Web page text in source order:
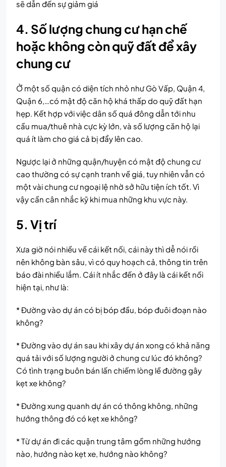
sẽ dẫn đến sự giảm giá
4. Số lượng chung cư hạn chế
hoặc không còn quỹ đất để xây
chung cư
Ở một số quận có diện tích nhỏ như Gò Vấp, Quận 4,
Quận 6,…có mật độ căn hộ khá thấp do quỹ đất hạn
hẹp. Kết hợp với việc dân số quá đông dẫn tới nhu
cầu mua/thuê nhà cực kỳ lớn, và số lượng căn hộ lại
quá ít làm cho giá cả bị đẩy lên cao.
Ngược lại ở những quận/huyện có mật độ chung cư
cao thường có sự cạnh tranh về giá, tuy nhiên vẫn có
một vài chung cư ngoại lệ nhờ sở hữu tiện ích tốt. Vì
vậy cần cân nhắc kỹ khi mua những khu vực này.
5. Vị trí
Xưa giờ nói nhiều về cái kết nối, cái này thì dễ nói rồi
nên không bàn sâu, vì có quy hoạch cả, thông tin trên
báo đài nhiều lắm. Cái ít nhắc đến ở đây là cái kết nối
hiện tại, như là:
* Đường vào dự án có bị bóp đầu, bóp đuôi đoạn nào
không?
* Đường vào dự án sau khi xây dự án xong có khả năng
quá tải với số lượng người ở chung cư lúc đó không?
Có tình trạng buôn bán lấn chiếm lòng lề đường gây
kẹt xe không?
* Đường xung quanh dự án có thông không, những
hướng thông đó có kẹt xe không?
* Từ dự án đi các quận trung tâm gồm những hướng
nào, hướng nào kẹt xe, hướng nào không?